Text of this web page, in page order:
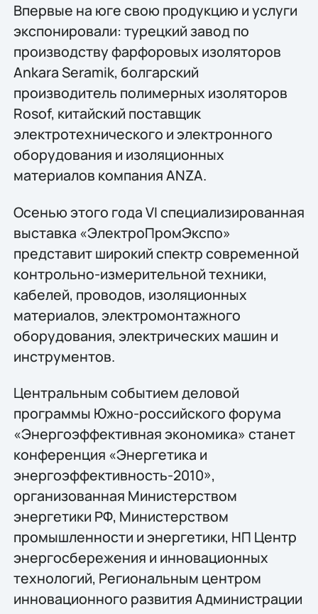
Впервые на юге свою продукцию и услуги
экспонировали: турецкий завод по
производству фарфоровых изоляторов
Ankara Seramik, болгарский
производитель полимерных изоляторов
Rosof, китайский поставщик
электротехнического и электронного
оборудования и изоляционных
материалов компания ANZA.
Осенью этого года VI специализированная
выставка «ЭлектроПромЭкспо»
представит широкий спектр современной
контрольно-измерительной техники,
кабелей, проводов, изоляционных
материалов, электромонтажного
оборудования, электрических машин и
инструментов.
Центральным событием деловой
программы Южно-российского форума
«Энергоэффективная экономика» станет
конференция «Энергетика и
энергоэффективность-2010»,
организованная Министерством
энергетики РФ, Министерством
промышленности и энергетики, НП Центр
энергосбережения и инновационных
технологий, Региональным центром
инновационного развития Администрации